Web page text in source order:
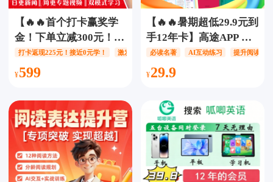
【🔥🔥首个打卡赢奖学
金！下单立减300元！】
全知识新闻思辨课【1年
卡】，押题+AI思辨+作
大事件，提升孩子新闻
素养！
打卡返现225元！接近0元学！ 激发好奇心和探索欲 提升批判性思维
599
【🔥🔥暑期超低29.9元到
手12年卡】高途APP 百
万阅读会员【12年卡】
【不含实物】，60本必
300w+字、50门拓展课
程，精听音频超10000
个、情景式AI互动练
习，个性化学习反馈、
科学分级进阶，逐步提
升阅读写作能力！
必读名著 AI互动练习 提升阅读写
29.9